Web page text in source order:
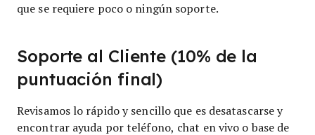
que se requiere poco o ningún soporte.
Soporte al Cliente (10% de la
puntuación final)
Revisamos lo rápido y sencillo que es desatascarse y
encontrar ayuda por teléfono, chat en vivo o base de